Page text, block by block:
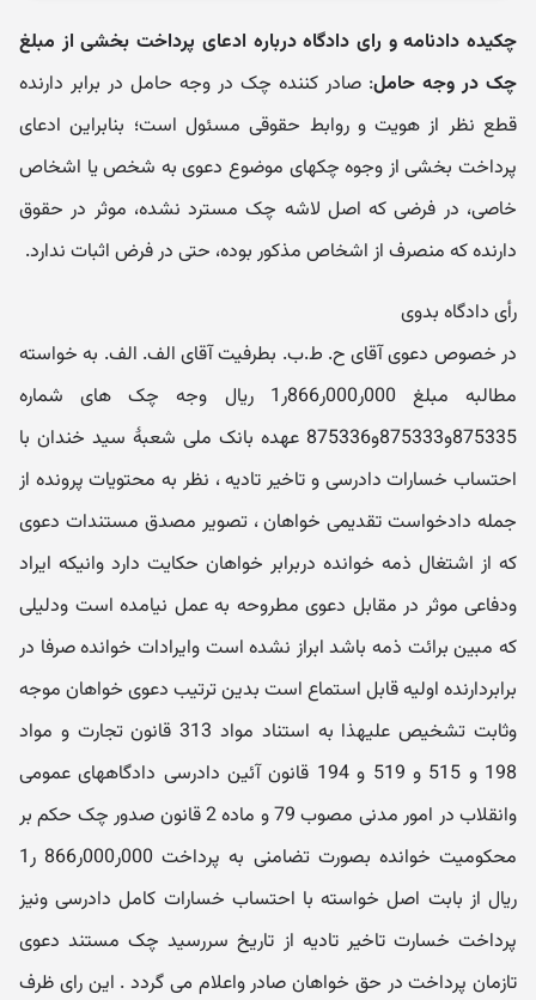
چکیده دادنامه و رای دادگاه درباره ادعای پرداخت بخشی از مبلغ
چک در وجه حامل: صادر کننده چک در وجه حامل در برابر دارنده
قطع نظر از هویت و روابط حقوقی مسئول است؛ بنابراین ادعای
پرداخت بخشی از وجوه چکهای موضوع دعوی به شخص یا اشخاص
خاصی، در فرضی که اصل لاشه چک مسترد نشده، موثر در حقوق
دارنده که منصرف از اشخاص مذکور بوده، حتی در فرض اثبات ندارد.
رأی دادگاه بدوی
در خصوص دعوی آقای ح. ط.ب. بطرفیت آقای الف. الف. به خواسته
مطالبه مبلغ 000ر000ر866ر1 ریال وجه چک های شماره
875335و875333و875336 عهده بانک ملی شعبۀ سید خندان با
احتساب خسارات دادرسی و تاخیر تادیه ، نظر به محتویات پرونده از
جمله دادخواست تقدیمی خواهان ، تصویر مصدق مستندات دعوی
که از اشتغال ذمه خوانده دربرابر خواهان حکایت دارد وانیکه ایراد
ودفاعی موثر در مقابل دعوی مطروحه به عمل نیامده است ودلیلی
که مبین برائت ذمه باشد ابراز نشده است وایرادات خوانده صرفا در
برابردارنده اولیه قابل استماع است بدین ترتیب دعوی خواهان موجه
وثابت تشخیص علیهذا به استناد مواد 313 قانون تجارت و مواد
198 و 515 و 519 و 194 قانون آئین دادرسی دادگاههای عمومی
وانقلاب در امور مدنی مصوب 79 و ماده 2 قانون صدور چک حکم بر
محکومیت خوانده بصورت تضامنی به پرداخت 000ر000ر866 ر1
ریال از بابت اصل خواسته با احتساب خسارات کامل دادرسی ونیز
پرداخت خسارت تاخیر تادیه از تاریخ سررسید چک مستند دعوی
تازمان پرداخت در حق خواهان صادر واعلام می گردد . این رای ظرف